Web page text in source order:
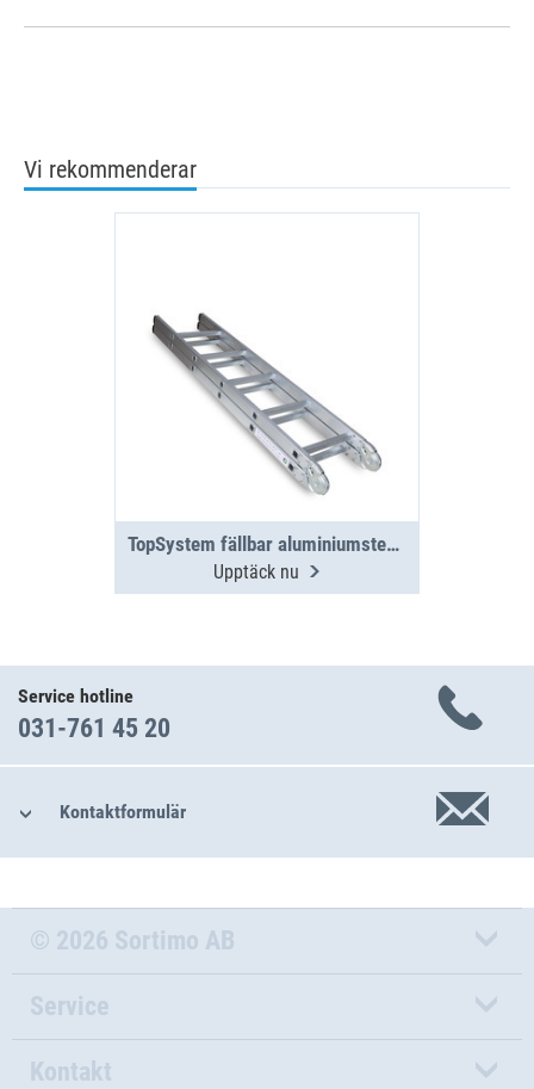
Vi rekommenderar
TopSystem fällbar aluminiumstege 3000 mm
Upptäck nu
Service hotline
031-761 45 20
Kontaktformulär
© 2026 Sortimo AB
Service
Kontakt